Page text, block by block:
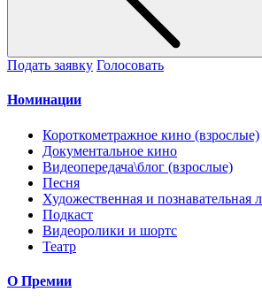
Подать заявку Голосовать
Номинации
Короткометражное кино (взрослые)
Документальное кино
Видеопередача\блог (взрослые)
Песня
Художественная и познавательная
Подкаст
Видеоролики и шортс
Театр
О Премии